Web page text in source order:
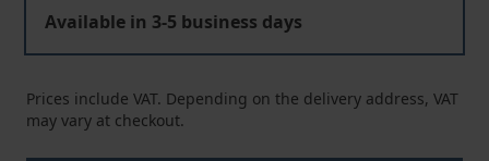
Available in 3-5 business days
Prices include VAT. Depending on the delivery address, VAT
may vary at checkout.